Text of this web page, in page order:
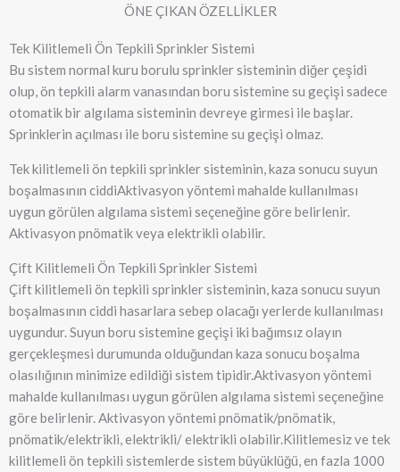
ÖNE ÇIKAN ÖZELLİKLER
Tek Kilitlemeli Ön Tepkili Sprinkler Sistemi
Bu sistem normal kuru borulu sprinkler sisteminin diğer çeşidi
olup, ön tepkili alarm vanasından boru sistemine su geçişi sadece
otomatik bir algılama sisteminin devreye girmesi ile başlar.
Sprinklerin açılması ile boru sistemine su geçişi olmaz.
Tek kilitlemeli ön tepkili sprinkler sisteminin, kaza sonucu suyun
boşalmasının ciddiAktivasyon yöntemi mahalde kullanılması
uygun görülen algılama sistemi seçeneğine göre belirlenir.
Aktivasyon pnömatik veya elektrikli olabilir.
Çift Kilitlemeli Ön Tepkili Sprinkler Sistemi
Çift kilitlemeli ön tepkili sprinkler sisteminin, kaza sonucu suyun
boşalmasının ciddi hasarlara sebep olacağı yerlerde kullanılması
uygundur. Suyun boru sistemine geçişi iki bağımsız olayın
gerçekleşmesi durumunda olduğundan kaza sonucu boşalma
olasılığının minimize edildiği sistem tipidir.Aktivasyon yöntemi
mahalde kullanılması uygun görülen algılama sistemi seçeneğine
göre belirlenir. Aktivasyon yöntemi pnömatik/pnömatik,
pnömatik/elektrikli, elektrikli/ elektrikli olabilir.Kilitlemesiz ve tek
kilitlemeli ön tepkili sistemlerde sistem büyüklüğü, en fazla 1000